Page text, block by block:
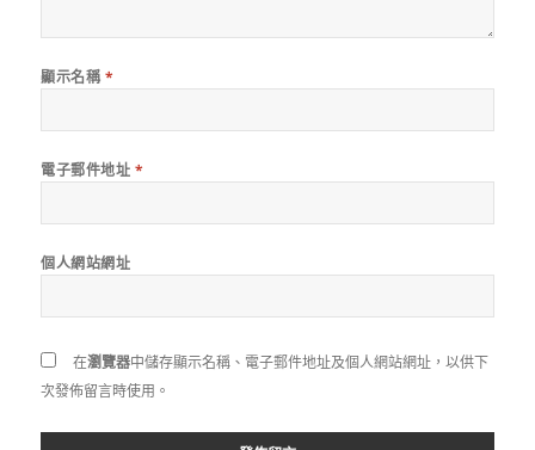
顯示名稱 *
電子郵件地址 *
個人網站網址
在瀏覽器中儲存顯示名稱、電子郵件地址及個人網站網址，以供下
次發佈留言時使用。